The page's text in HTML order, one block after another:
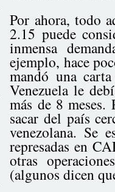
Por ahora, todo
2.15 puede
inmensa
ejemplo, hace
mandó una
Venezuela le
más de 8
sacar del país
venezolana. Se
represadas en
otras
(algunos dicen